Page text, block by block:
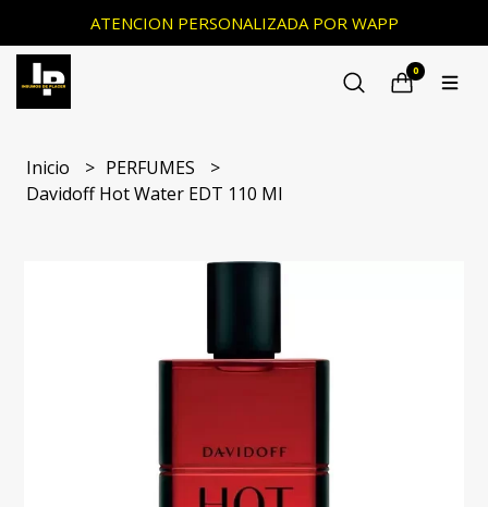
ATENCION PERSONALIZADA POR WAPP
0
Inicio
PERFUMES
Davidoff Hot Water EDT 110 Ml